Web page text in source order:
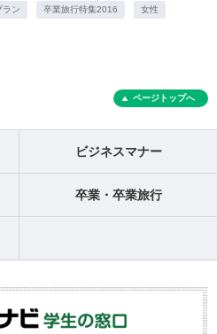
ラン 卒業旅行特集2016 女性
ページトップへ
ビジネスマナー
卒業・卒業旅行